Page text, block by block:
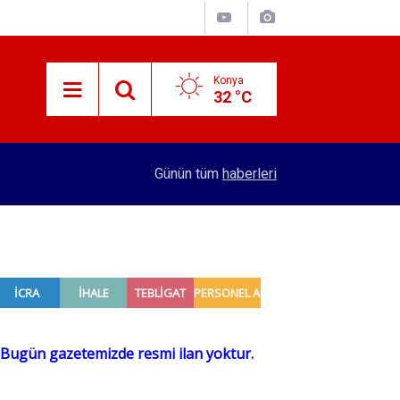
Konya
32 °C
Türk Standardları Enstitüsü 129 personel alacak
Günün tüm haberleri